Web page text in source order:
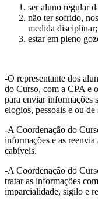
ser aluno regular
não ter sofrido,
medida
estar em pleno
-O representante dos
do Curso, com a CPA e
para enviar informações
elogios, pessoais e ou de
-A Coordenação do
informações e as reenvia
cabíveis.
-A Coordenação do
tratar as informações
imparcialidade, sigilo e